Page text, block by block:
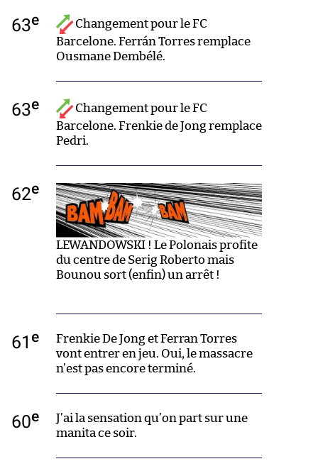
63e
Changement pour le FC
Barcelone. Ferrán Torres remplace
Ousmane Dembélé.
63e
Changement pour le FC
Barcelone. Frenkie de Jong remplace
Pedri.
62e
LEWANDOWSKI ! Le Polonais profite
du centre de Serig Roberto mais
Bounou sort (enfin) un arrêt !
61 e
Frenkie De Jong et Ferran Torres
vont entrer en jeu. Oui, le massacre
n’est pas encore terminé.
60e
J’ai la sensation qu’on part sur une
manita ce soir.